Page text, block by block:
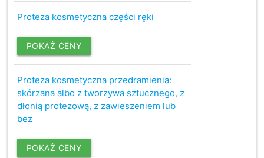
Proteza kosmetyczna części ręki
POKAŻ CENY
Proteza kosmetyczna przedramienia:
skórzana albo z tworzywa sztucznego, z
dłonią protezową, z zawieszeniem lub
bez
POKAŻ CENY